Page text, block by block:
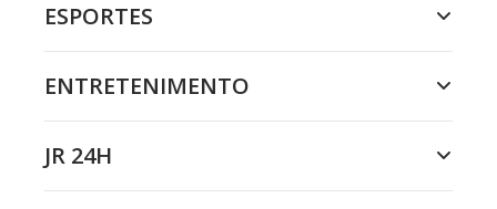
ESPORTES
ENTRETENIMENTO
JR 24H